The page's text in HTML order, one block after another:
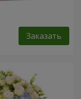
Заказать